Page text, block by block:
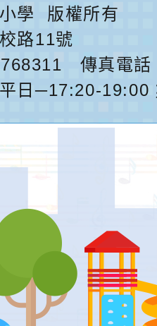
學
版權所有
路11號
傳真電
日─17:20-